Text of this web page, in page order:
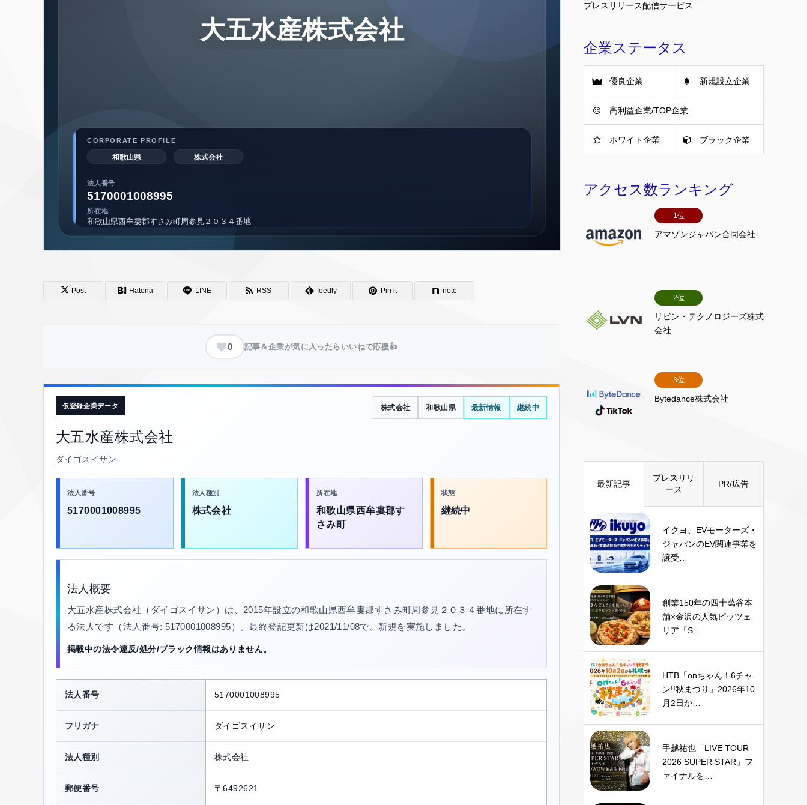
Post Hatena LINE RSS feedly Pin it note
0 記事＆企業が気に入ったらいいねで応援👍
仮登録企業データ
大五水産株式会社
ダイゴスイサン
株式会社 和歌山県 最新情報 継続中
法人番号
5170001008995
法人種別
株式会社
所在地
和歌山県西牟婁郡す
さみ町
状態
継続中
法人概要
大五水産株式会社（ダイゴスイサン）は、2015年設立の和歌山県西牟婁郡すさみ町周参見２０３４番地に所在す
る法人です（法人番号: 5170001008995）。最終登記更新は2021/11/08で、新規を実施しました。
掲載中の法令違反/処分/ブラック情報はありません。
法人番号 5170001008995
フリガナ ダイゴスイサン
法人種別 株式会社
郵便番号 〒6492621
プレスリリース配信サービス
企業ステータス
優良企業 新規設立企業
高利益企業/TOP企業
ホワイト企業 ブラック企業
アクセス数ランキング
1位
アマゾンジャパン合同会社
2位
リビン・テクノロジーズ株式
会社
3位
Bytedance株式会社
最新記事
プレスリリ
ース
PR/広告
イクヨ、EVモーターズ・
ジャパンのEV関連事業を
譲受…
創業150年の四十萬谷本
舗×金沢の人気ピッツェ
リア「S…
HTB「onちゃん！6チャ
ン!!秋まつり」2026年10
月2日か…
手越祐也「LIVE TOUR
2026 SUPER STAR」フ
ァイナルを…